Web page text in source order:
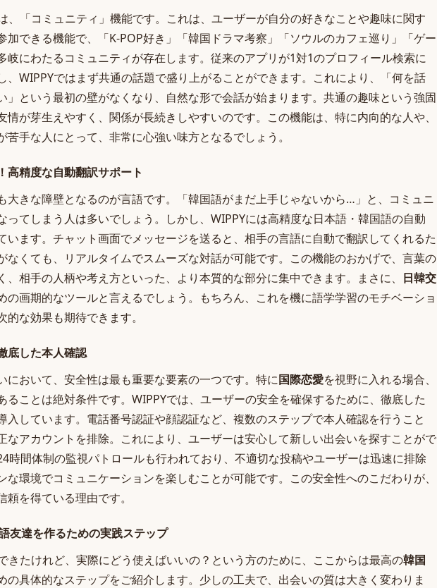
、「コミュニティ」機能です。これは、ユーザーが自分の好きなことや趣味に関す
加できる機能で、「K-POP好き」「韓国ドラマ考察」「ソウルのカフェ巡り」「ゲー
岐にわたるコミュニティが存在します。従来のアプリが1対1のプロフィール検索に
、WIPPYではまず共通の話題で盛り上がることができます。これにより、「何を話
」という最初の壁がなくなり、自然な形で会話が始まります。共通の趣味という強固
情が芽生えやすく、関係が長続きしやすいのです。この機能は、特に内向的な人や、
苦手な人にとって、非常に心強い味方となるでしょう。
高精度な自動翻訳サポート
大きな障壁となるのが言語です。「韓国語がまだ上手じゃないから…」と、コミュニ
ってしまう人は多いでしょう。しかし、WIPPYには高精度な日本語・韓国語の自動
います。チャット画面でメッセージを送ると、相手の言語に自動で翻訳してくれるた
なくても、リアルタイムでスムーズな対話が可能です。この機能のおかげで、言葉の
、相手の人柄や考え方といった、より本質的な部分に集中できます。まさに、 日韓交
の画期的なツールと言えるでしょう。もちろん、これを機に語学学習のモチベーショ
な効果も期待できます。
底した本人確認
において、安全性は最も重要な要素の一つです。特に国際恋愛を視野に入れる場合、
ることは絶対条件です。WIPPYでは、ユーザーの安全を確保するために、徹底した
入しています。電話番号認証や顔認証など、複数のステップで本人確認を行うこと
なアカウントを排除。これにより、ユーザーは安心して新しい出会いを探すことがで
時間体制の監視パトロールも行われており、不適切な投稿やユーザーは迅速に排除
な環境でコミュニケーションを楽しむことが可能です。この安全性へのこだわりが、
を得ている理由です。
友達を作るための実践ステップ
きたけれど、実際にどう使えばいいの？という方のために、ここからは最高の韓国
の具体的なステップをご紹介します。少しの工夫で、出会いの質は大きく変わりま